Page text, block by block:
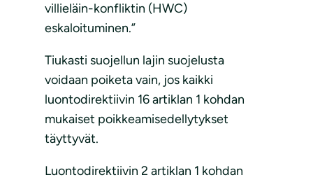
villieläin-konfliktin (HWC)
eskaloituminen.”
Tiukasti suojellun lajin suojelusta
voidaan poiketa vain, jos kaikki
luontodirektiivin 16 artiklan 1 kohdan
mukaiset poikkeamisedellytykset
täyttyvät.
Luontodirektiivin 2 artiklan 1 kohdan